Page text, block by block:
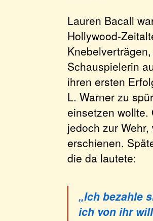
Lauren Bacall
Hollywood-
Schauspielerin
ihren ersten
L. Warner zu
einsetzen wollte.
jedoch zur
erschienen.
die da lautete:
„Ich bezahle
ich von ihr